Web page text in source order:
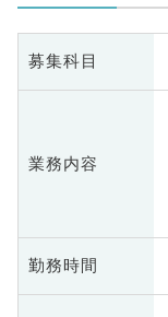
募集科目
業務内容
勤務時間